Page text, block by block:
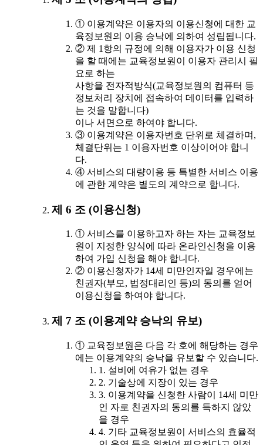
① 이용계약은 이용자의 이용신청에 대한 교
육정보원의 이용 승낙에 의하여 성립됩니다.
② 제 1항의 규정에 의해 이용자가 이용 신청
을 할 때에는 교육정보원이 이용자 관리시 필
요로 하는
사항을 전자적방식(교육정보원의 컴퓨터 등
정보처리 장치에 접속하여 데이터를 입력하
는 것을 말합니다)
이나 서면으로 하여야 합니다.
③ 이용계약은 이용자번호 단위로 체결하며,
체결단위는 1 이용자번호 이상이어야 합니
다.
④ 서비스의 대량이용 등 특별한 서비스 이용
에 관한 계약은 별도의 계약으로 합니다.
제 6 조 (이용신청)
① 서비스를 이용하고자 하는 자는 교육정보
원이 지정한 양식에 따라 온라인신청을 이용
하여 가입 신청을 해야 합니다.
② 이용신청자가 14세 미만인자일 경우에는
친권자(부모, 법정대리인 등)의 동의를 얻어
이용신청을 하여야 합니다.
제 7 조 (이용계약 승낙의 유보)
① 교육정보원은 다음 각 호에 해당하는 경우
에는 이용계약의 승낙을 유보할 수 있습니다.
1. 설비에 여유가 없는 경우
2. 기술상에 지장이 있는 경우
3. 이용계약을 신청한 사람이 14세 미만
인 자로 친권자의 동의를 득하지 않았
을 경우
4. 기타 교육정보원이 서비스의 효율적